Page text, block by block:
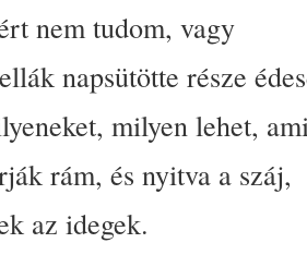
nem tudom, vagy
napsütötte része
milyen lehet,
rám, és nyitva a száj,
az idegek.